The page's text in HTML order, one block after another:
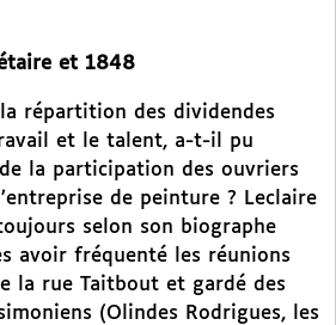
et 1848
répartition des dividendes
et le talent, a-t-il pu
la participation des ouvriers
de peinture ? Leclaire
selon son biographe
avoir fréquenté les réunions
la rue Taitbout et gardé des
(Olindes Rodrigues, les